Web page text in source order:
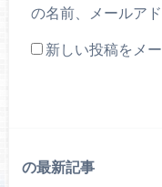
の名前、メールア
新しい投稿をメ
の最新記事